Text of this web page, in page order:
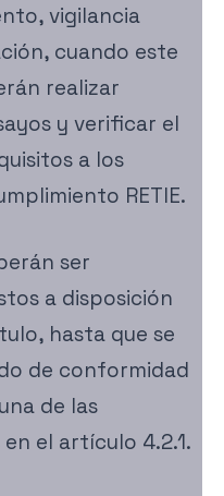
vigilancia
cuando este
realizar
y verificar el
a los
RETIE.
ser
a disposición
hasta que se
de conformidad
de las
el artículo 4.2.1.